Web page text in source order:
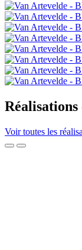
Réalisations
Voir toutes les